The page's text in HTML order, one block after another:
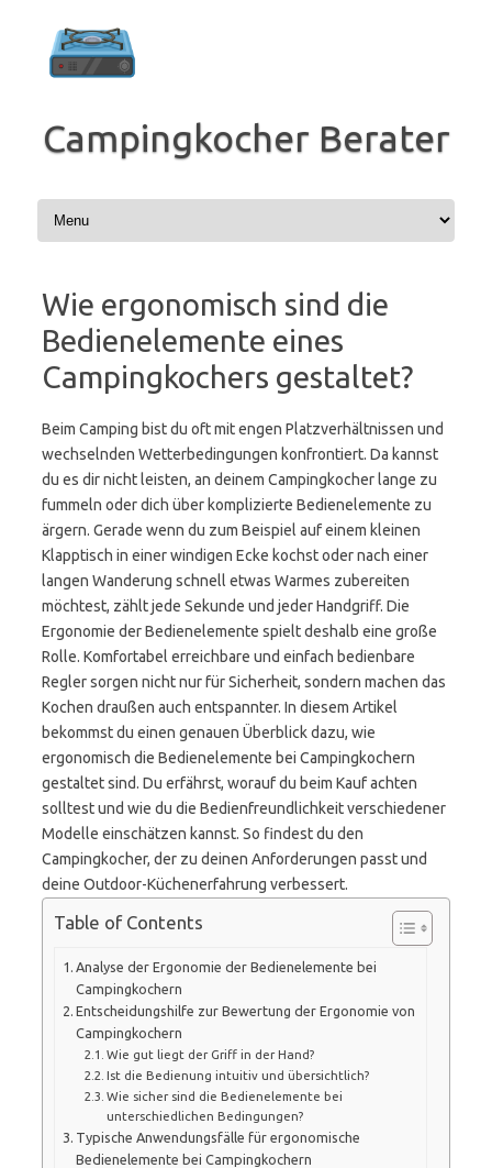
springen
Campingkocher Berater
Wie ergonomisch sind die
Bedienelemente eines
Campingkochers gestaltet?
Beim Camping bist du oft mit engen Platzverhältnissen und
wechselnden Wetterbedingungen konfrontiert. Da kannst
du es dir nicht leisten, an deinem Campingkocher lange zu
fummeln oder dich über komplizierte Bedienelemente zu
ärgern. Gerade wenn du zum Beispiel auf einem kleinen
Klapptisch in einer windigen Ecke kochst oder nach einer
langen Wanderung schnell etwas Warmes zubereiten
möchtest, zählt jede Sekunde und jeder Handgriff. Die
Ergonomie der Bedienelemente spielt deshalb eine große
Rolle. Komfortabel erreichbare und einfach bedienbare
Regler sorgen nicht nur für Sicherheit, sondern machen das
Kochen draußen auch entspannter. In diesem Artikel
bekommst du einen genauen Überblick dazu, wie
ergonomisch die Bedienelemente bei Campingkochern
gestaltet sind. Du erfährst, worauf du beim Kauf achten
solltest und wie du die Bedienfreundlichkeit verschiedener
Modelle einschätzen kannst. So findest du den
Campingkocher, der zu deinen Anforderungen passt und
deine Outdoor-Küchenerfahrung verbessert.
Table of Contents
Analyse der Ergonomie der Bedienelemente bei
Campingkochern
Entscheidungshilfe zur Bewertung der Ergonomie von
Campingkochern
Wie gut liegt der Griff in der Hand?
Ist die Bedienung intuitiv und übersichtlich?
Wie sicher sind die Bedienelemente bei
unterschiedlichen Bedingungen?
Typische Anwendungsfälle für ergonomische
Bedienelemente bei Campingkochern